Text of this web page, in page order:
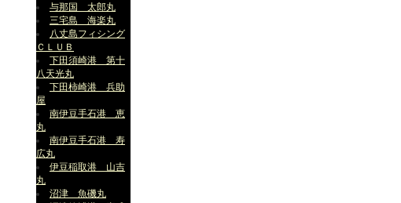
与那国 太郎丸
三宅島 海楽丸
八丈島フィシング
ＣＬＵＢ
下田須崎港 第十
八天光丸
下田柿崎港 兵助
屋
南伊豆手石港 恵
丸
南伊豆手石港 寿
広丸
伊豆稲取港 山吉
丸
沼津 魚磯丸